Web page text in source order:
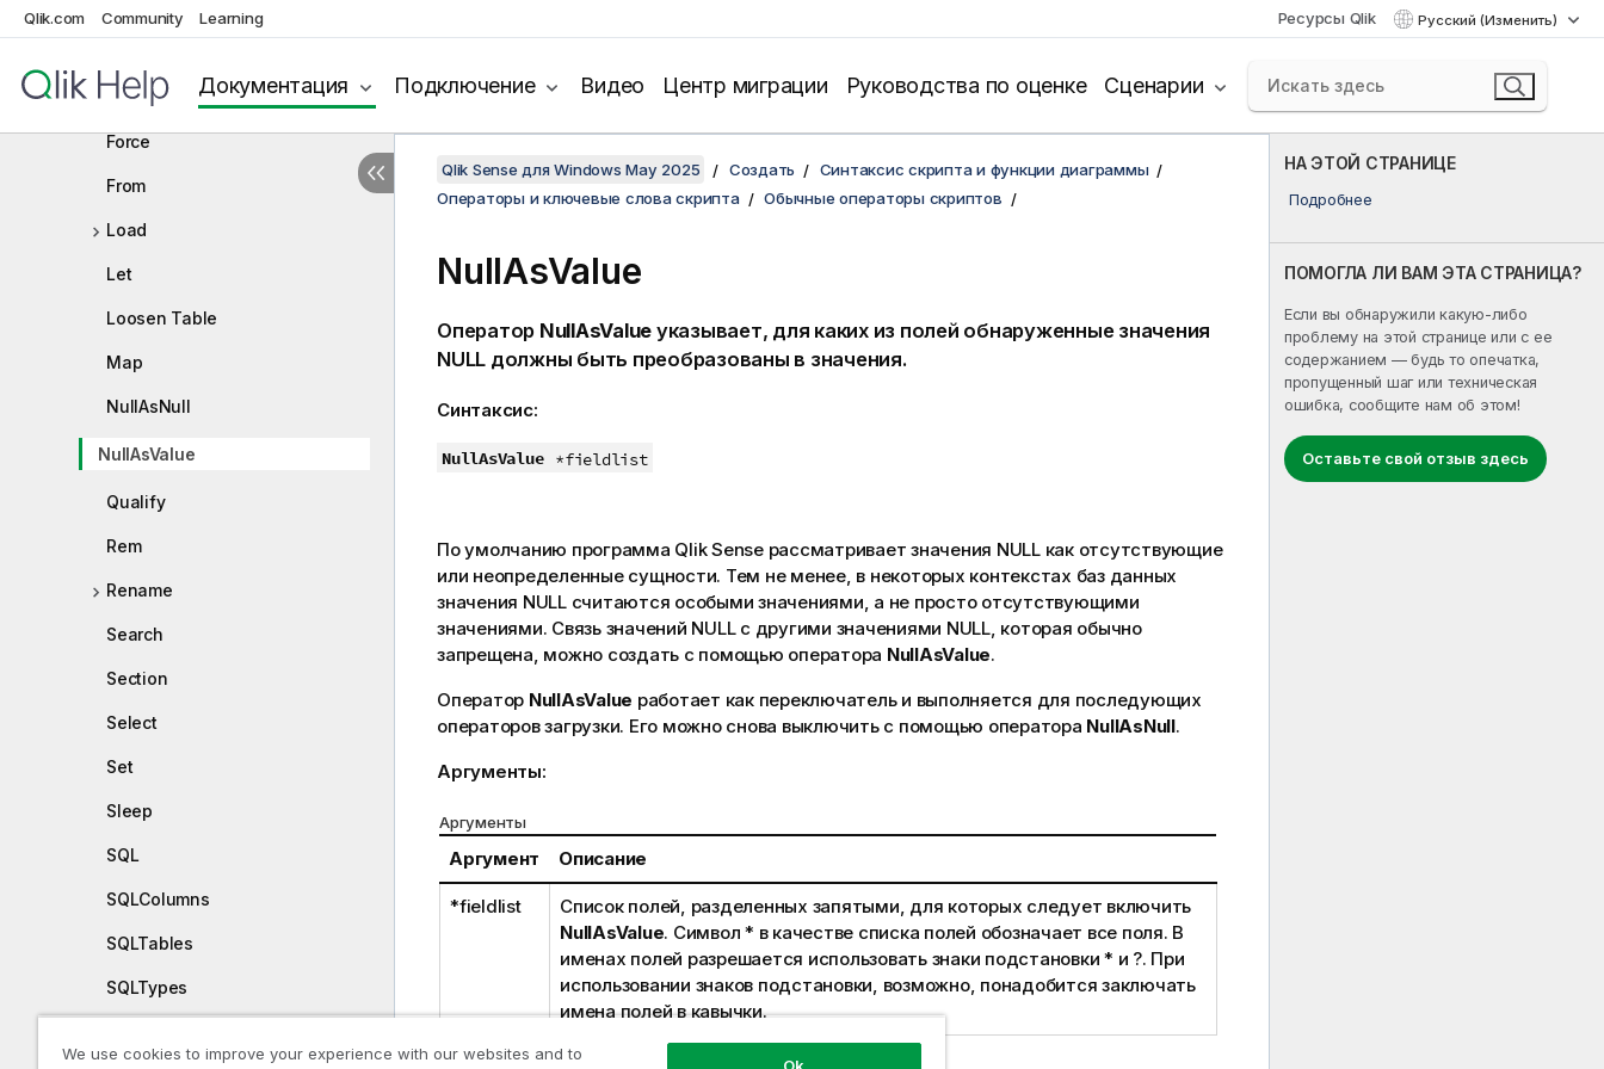
Qlik.com Community Learning Ресурсы Qlik Русский (Изменить)
Документация Подключение Видео Центр миграции Руководства по оценке Сценарии
Execute
FlushLog
Force
From
Load
Let
Loosen Table
Map
NullAsNull
NullAsValue
Qualify
Rem
Rename
Search
Section
Select
Set
Sleep
SQL
SQLColumns
SQLTables
SQLTypes
НА ЭТОЙ СТРАНИЦЕ
Подробнее
ПОМОГЛА ЛИ ВАМ ЭТА СТРАНИЦА?
Если вы обнаружили какую-либо
проблему на этой странице или с ее
содержанием — будь то опечатка,
пропущенный шаг или техническая
ошибка, сообщите нам об этом!
Оставьте свой отзыв здесь
Qlik Sense для Windows May 2025 Создать
Синтаксис скрипта и функции диаграммы
Операторы и ключевые слова скрипта
Обычные операторы скриптов
NullAsValue
Оператор NullAsValue указывает, для каких из полей обнаруженные значения
NULL должны быть преобразованы в значения.
Синтаксис:
NullAsValue *fieldlist
По умолчанию программа Qlik Senseрассматривает значения NULLкак отсутствующие
или неопределенные сущности. Тем не менее, в некоторых контекстах баз данных
значения NULLсчитаются особыми значениями, а не просто отсутствующими
значениями. Связь значений NULLс другими значениями NULL, которая обычно
запрещена, можно создать с помощью оператора NullAsValue.
Оператор NullAsValue работает как переключатель и выполняется для последующих
операторов загрузки. Его можно снова выключить с помощью оператора NullAsNull.
Аргументы:
Аргументы
Аргумент Описание
*fieldlist
Список полей, разделенных запятыми, для которых следует включить
NullAsValue. Символ * в качестве списка полей обозначает все поля. В
именах полей разрешается использовать знаки подстановки * и ?. При
использовании знаков подстановки, возможно, понадобится заключать
имена полей в кавычки.
We use cookies to improve your experience with our websites and to